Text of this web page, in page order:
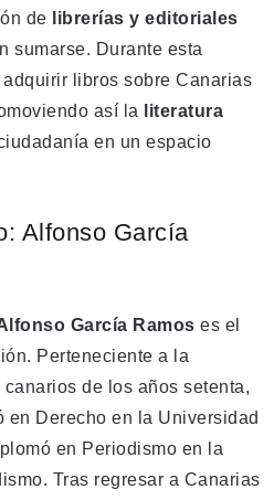
de
librerías y editoriales
sumarse. Durante esta
libros sobre Canarias
así la
literatura
en un espacio
Alfonso García
García Ramos es el
Perteneciente a la
de los años setenta,
en Derecho en la Universidad
en Periodismo en la
Tras regresar a Canarias